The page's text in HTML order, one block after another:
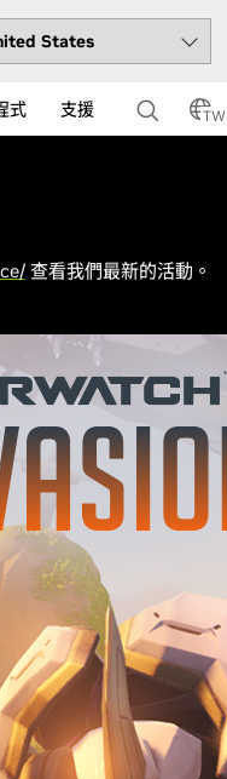
式 支援 TW
查看我們最新的活動。